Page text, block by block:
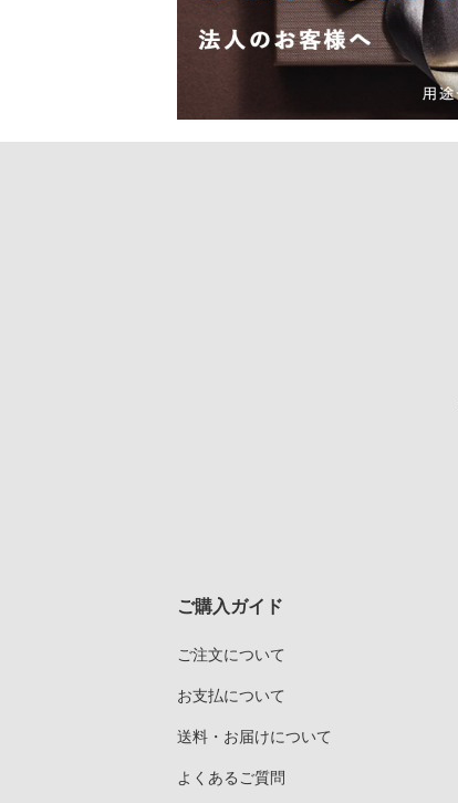
ご購入ガイド
ご注文について
お支払について
送料・お届けについて
よくあるご質問